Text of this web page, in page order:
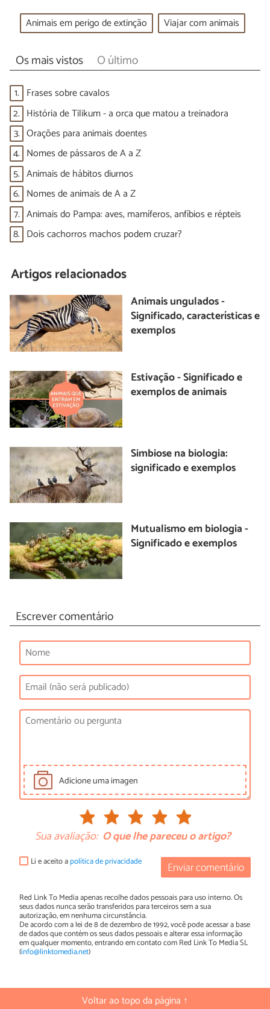
Animais em perigo de extinção Viajar com animais
Os mais vistos O último
1. Frases sobre cavalos
2. História de Tilikum - a orca que matou a treinadora
3. Orações para animais doentes
4. Nomes de pássaros de A a Z
5. Animais de hábitos diurnos
6. Nomes de animais de A a Z
7. Animais do Pampa: aves, mamíferos, anfíbios e répteis
8. Dois cachorros machos podem cruzar?
Artigos relacionados
Animais ungulados -
Significado, características e
exemplos
Estivação - Significado e
exemplos de animais
Simbiose na biologia:
significado e exemplos
Mutualismo em biologia -
Significado e exemplos
Escrever comentário
Adicione uma imagen
Sua avaliação: O que lhe pareceu o artigo?
Enviar comentário
Li e aceito apolítica de privacidade
Red Link To Media apenas recolhe dados pessoais para uso interno. Os
seus dados nunca serão transferidos para terceiros sem a sua
autorização, em nenhuma circunstância.
De acordo com a lei de 8 de dezembro de 1992, você pode acessar a base
de dados que contém os seus dados pessoais e alterar essa informação
em qualquer momento, entrando em contato com Red Link To Media SL
(info@linktomedia.net)
Voltar ao topo da página ↑